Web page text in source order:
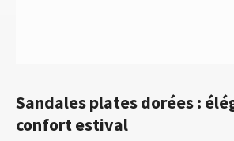
Sandales plates dorées :
confort estival